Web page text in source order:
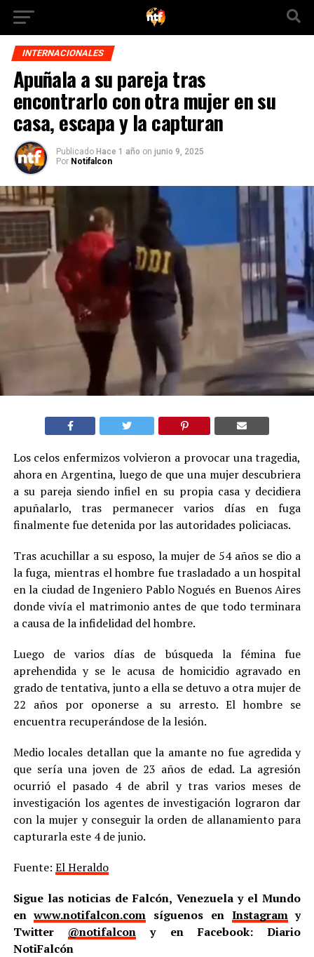
INTERNACIONALES
Apuñala a su pareja tras
encontrarlo con otra mujer en su
casa, escapa y la capturan
Publicado Hace 1 año on junio 9, 2025
Por Notifalcon
Los celos enfermizos volvieron a provocar una tragedia,
ahora en Argentina, luego de que una mujer descubriera
a su pareja siendo infiel en su propia casa y decidiera
apuñalarlo, tras permanecer varios días en fuga
finalmente fue detenida por las autoridades policiacas.
Tras acuchillar a su esposo, la mujer de 54 años se dio a
la fuga, mientras el hombre fue trasladado a un hospital
en la ciudad de Ingeniero Pablo Nogués en Buenos Aires
donde vivía el matrimonio antes de que todo terminara
a causa de la infidelidad del hombre.
Luego de varios días de búsqueda la fémina fue
aprehendida y se le acusa de homicidio agravado en
grado de tentativa, junto a ella se detuvo a otra mujer de
22 años por oponerse a su arresto. El hombre se
encuentra recuperándose de la lesión.
Medio locales detallan que la amante no fue agredida y
que sería una joven de 23 años de edad. La agresión
ocurrió el pasado 4 de abril y tras varios meses de
investigación los agentes de investigación lograron dar
con la mujer y conseguir la orden de allanamiento para
capturarla este 4 de junio.
Fuente: El Heraldo
Sigue las noticias de Falcón, Venezuela y el Mundo
enwww.notifalcon.com síguenos en Instagramy
Twitter @notifalcon y en Facebook: Diario
NotiFalcón